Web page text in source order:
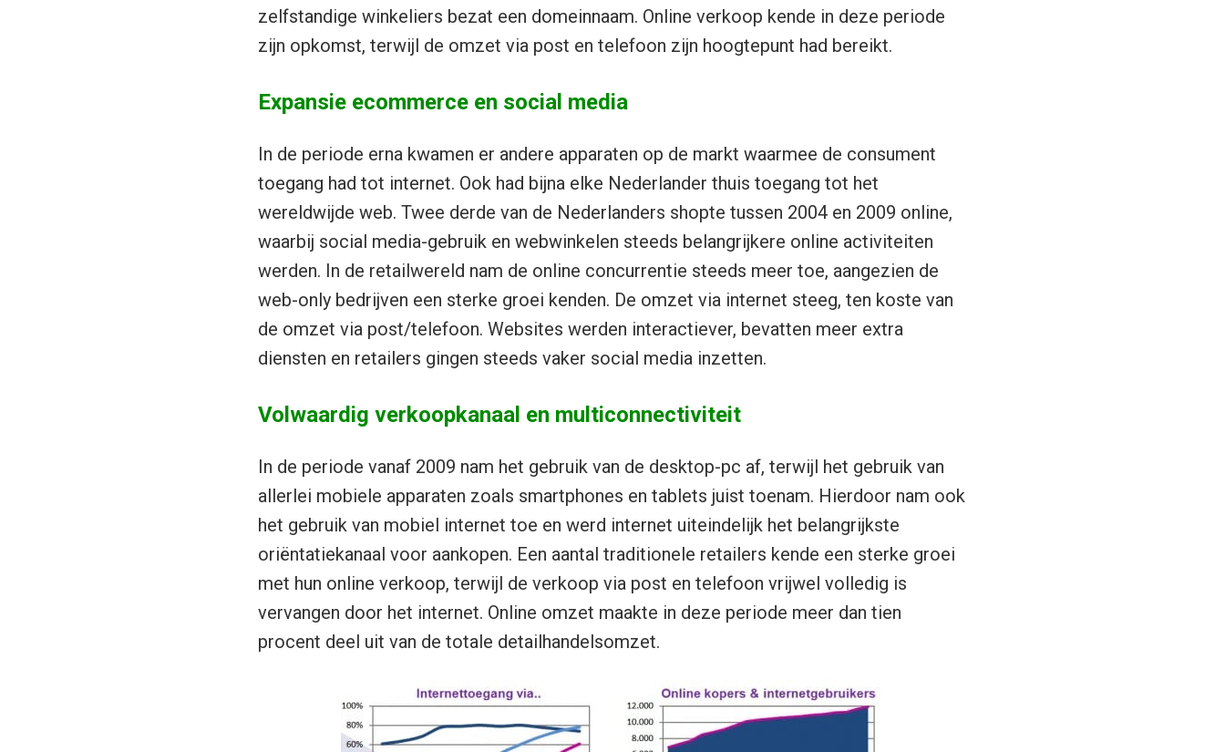
zelfstandige winkeliers bezat een domeinnaam. Online verkoop kende in deze periode
zijn opkomst, terwijl de omzet via post en telefoon zijn hoogtepunt had bereikt.
Expansie ecommerce en social media
In de periode erna kwamen er andere apparaten op de markt waarmee de consument
toegang had tot internet. Ook had bijna elke Nederlander thuis toegang tot het
wereldwijde web. Twee derde van de Nederlanders shopte tussen 2004 en 2009 online,
waarbij social media-gebruik en webwinkelen steeds belangrijkere online activiteiten
werden. In de retailwereld nam de online concurrentie steeds meer toe, aangezien de
web-only bedrijven een sterke groei kenden. De omzet via internet steeg, ten koste van
de omzet via post/telefoon. Websites werden interactiever, bevatten meer extra
diensten en retailers gingen steeds vaker social media inzetten.
Volwaardig verkoopkanaal en multiconnectiviteit
In de periode vanaf 2009 nam het gebruik van de desktop-pc af, terwijl het gebruik van
allerlei mobiele apparaten zoals smartphones en tablets juist toenam. Hierdoor nam ook
het gebruik van mobiel internet toe en werd internet uiteindelijk het belangrijkste
oriëntatiekanaal voor aankopen. Een aantal traditionele retailers kende een sterke groei
met hun online verkoop, terwijl de verkoop via post en telefoon vrijwel volledig is
vervangen door het internet. Online omzet maakte in deze periode meer dan tien
procent deel uit van de totale detailhandelsomzet.